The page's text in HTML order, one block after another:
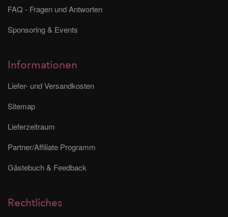
FAQ - Fragen und Antworten
Sponsoring & Events
Informationen
Liefer- und Versandkosten
Sitemap
Lieferzeitraum
Partner/Affiliate Programm
Gästebuch & Feedback
Rechtliches